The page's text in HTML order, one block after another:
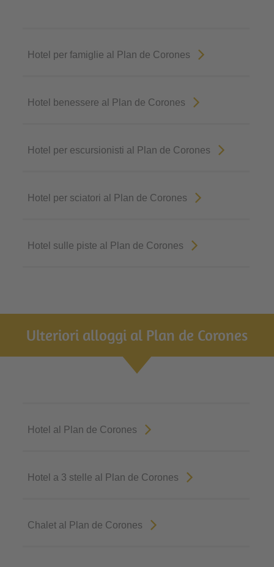
Hotel per famiglie al Plan de Corones
Hotel benessere al Plan de Corones
Hotel per escursionisti al Plan de Corones
Hotel per sciatori al Plan de Corones
Hotel sulle piste al Plan de Corones
Ulteriori alloggi al Plan de Corones
Hotel al Plan de Corones
Hotel a 3 stelle al Plan de Corones
Chalet al Plan de Corones